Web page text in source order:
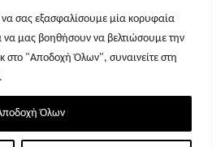
σας εξασφαλίσουμε μία κορυφαία
να μας βοηθήσουν να βελτιώσουμε την
στο "Αποδοχή Όλων", συναινείτε στη
Όλων
2 Σελίδα 3 Σελίδα 4